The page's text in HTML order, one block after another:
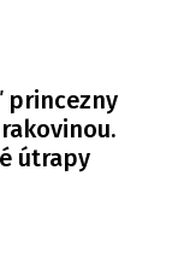
princezny
útrapy